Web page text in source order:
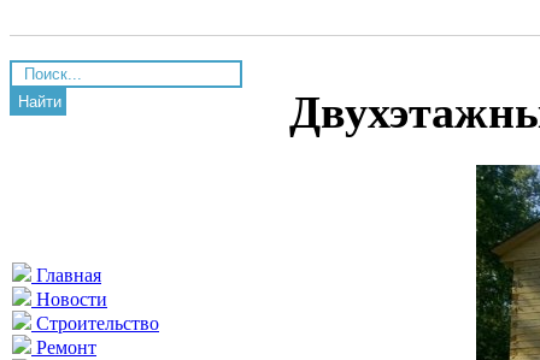
Найти
Главная
Новости
Строительство
Ремонт